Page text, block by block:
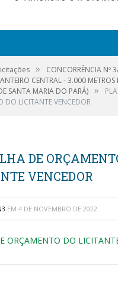
»
CONCORRÊNCIA Nº
CENTRAL - 3.000
SANTA MARIA DO PARÁ) »
DO LICITANTE VENCEDOR
DE
VENCEDOR
EM 4 DE NOVEMBRO DE 2022
ORÇAMENTO DO